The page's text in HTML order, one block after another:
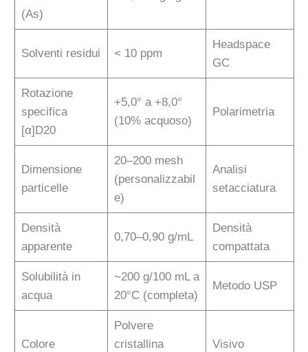
(As)
Solventi residui < 10 ppm
Headspace
GC
Rotazione
specifica
[α]D20
+5,0° a +8,0°
(10% acquoso)
Polarimetria
Dimensione
particelle
20–200 mesh
(personalizzabil
e)
Analisi
setacciatura
Densità
apparente
0,70–0,90 g/mL
Densità
compattata
Solubilità in
acqua
~200 g/100 mL a
20°C (completa)
Metodo USP
Colore
Polvere
cristallina
Visivo